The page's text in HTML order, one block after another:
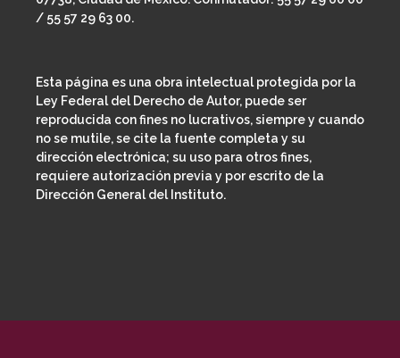
/ 55 57 29 63 00.
Esta página es una obra intelectual protegida por la
Ley Federal del Derecho de Autor, puede ser
reproducida con fines no lucrativos, siempre y cuando
no se mutile, se cite la fuente completa y su
dirección electrónica; su uso para otros fines,
requiere autorización previa y por escrito de la
Dirección General del Instituto.